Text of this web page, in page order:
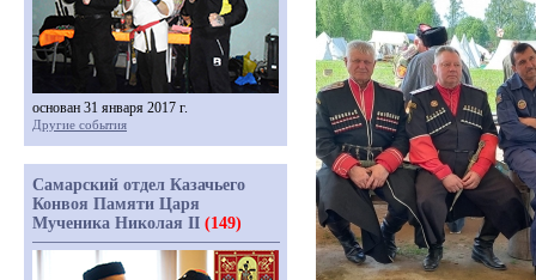
основан 31 января 2017 г.
Другие события
Самарский отдел Казачьего
Конвоя Памяти Царя
Мученика Николая II (149)